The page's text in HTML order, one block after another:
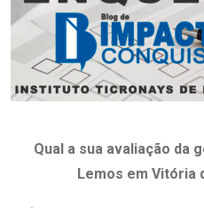
Qual a sua avaliação da
Lemos em Vitória